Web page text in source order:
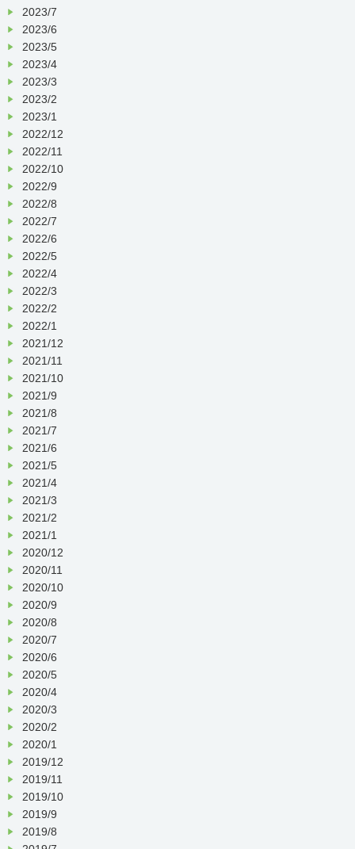
2023/7
2023/6
2023/5
2023/4
2023/3
2023/2
2023/1
2022/12
2022/11
2022/10
2022/9
2022/8
2022/7
2022/6
2022/5
2022/4
2022/3
2022/2
2022/1
2021/12
2021/11
2021/10
2021/9
2021/8
2021/7
2021/6
2021/5
2021/4
2021/3
2021/2
2021/1
2020/12
2020/11
2020/10
2020/9
2020/8
2020/7
2020/6
2020/5
2020/4
2020/3
2020/2
2020/1
2019/12
2019/11
2019/10
2019/9
2019/8